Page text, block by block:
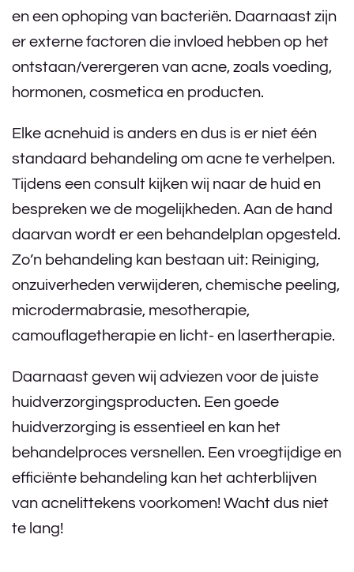
en een ophoping van bacteriën. Daarnaast zijn
er externe factoren die invloed hebben op het
ontstaan/verergeren van acne, zoals voeding,
hormonen, cosmetica en producten.
Elke acnehuid is anders en dus is er niet één
standaard behandeling om acne te verhelpen.
Tijdens een consult kijken wij naar de huid en
bespreken we de mogelijkheden. Aan de hand
daarvan wordt er een behandelplan opgesteld.
Zo’n behandeling kan bestaan uit: Reiniging,
onzuiverheden verwijderen, chemische peeling,
microdermabrasie, mesotherapie,
camouflagetherapie en licht- en lasertherapie.
Daarnaast geven wij adviezen voor de juiste
huidverzorgingsproducten. Een goede
huidverzorging is essentieel en kan het
behandelproces versnellen. Een vroegtijdige en
efficiënte behandeling kan het achterblijven
van acnelittekens voorkomen! Wacht dus niet
te lang!